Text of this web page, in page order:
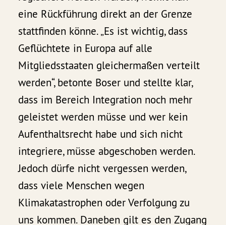
eine Rückführung direkt an der Grenze
stattfinden könne. „Es ist wichtig, dass
Geflüchtete in Europa auf alle
Mitgliedsstaaten gleichermaßen verteilt
werden“, betonte Boser und stellte klar,
dass im Bereich Integration noch mehr
geleistet werden müsse und wer kein
Aufenthaltsrecht habe und sich nicht
integriere, müsse abgeschoben werden.
Jedoch dürfe nicht vergessen werden,
dass viele Menschen wegen
Klimakatastrophen oder Verfolgung zu
uns kommen. Daneben gilt es den Zugang